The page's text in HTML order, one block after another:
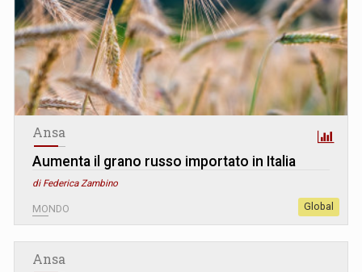
Ansa
Aumenta il grano russo importato in Italia
di Federica Zambino
MONDO Global
Ansa